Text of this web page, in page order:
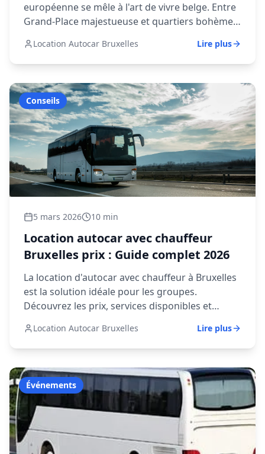
européenne se mêle à l'art de vivre belge. Entre
Grand-Place majestueuse et quartiers bohèmes,
modernité.
Location Autocar Bruxelles Lire plus
Conseils
5 mars 2026 10 min
Location autocar avec chauffeur
Bruxelles prix : Guide complet 2026
La location d'autocar avec chauffeur à Bruxelles
est la solution idéale pour les groupes.
Découvrez les prix, services disponibles et
Location Autocar Bruxelles Lire plus
Événements